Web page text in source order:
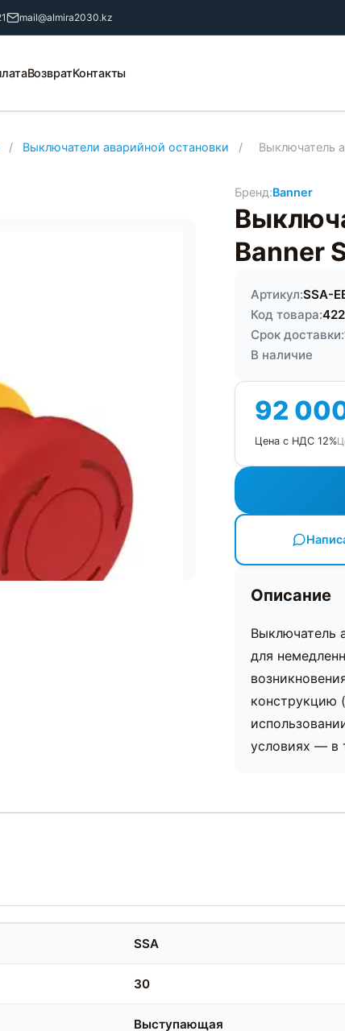
mail@almira2030.kz
ВозвратКонтакты
/ Выключатели аварийной остановки / Выключатель
Бренд:Banner
Banner
Артикул:SSA-
Код товара:
Срок доставки:
В наличие
92
Цена с НДС 12%
Описание
Выключатель
для
конструкцию
условиях — в
SSA
30
Выступающая